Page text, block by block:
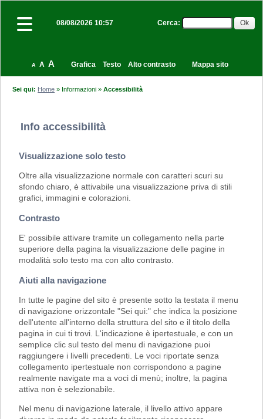
08/08/2026 10:57 Cerca:
A A A Grafica Testo Alto contrasto Mappa sito
Sei qui: Home » Informazioni »Accessibilità
Info accessibilità
Visualizzazione solo testo
Oltre alla visualizzazione normale con caratteri scuri su
sfondo chiaro, è attivabile una visualizzazione priva di stili
grafici, immagini e colorazioni.
Contrasto
E' possibile attivare tramite un collegamento nella parte
superiore della pagina la visualizzazione delle pagine in
modalità solo testo ma con alto contrasto.
Aiuti alla navigazione
In tutte le pagine del sito è presente sotto la testata il menu
di navigazione orizzontale "Sei qui:" che indica la posizione
dell'utente all'interno della struttura del sito e il titolo della
pagina in cui ti trovi. L'indicazione è ipertestuale, e con un
semplice clic sul testo del menu di navigazione puoi
raggiungere i livelli precedenti. Le voci riportate senza
collegamento ipertestuale non corrispondono a pagine
realmente navigate ma a voci di menù; inoltre, la pagina
attiva non è selezionabile.
Nel menu di navigazione laterale, il livello attivo appare